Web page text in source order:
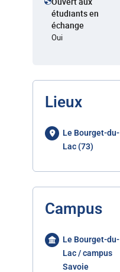
étudiants en
échange
Oui
Lieux
Le Bourget-du-
Lac (73)
Campus
Le Bourget-du-
Lac / campus
Savoie